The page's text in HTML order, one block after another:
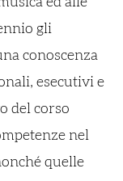
gli
conoscenza
esecutivi e
del corso
nel
quelle